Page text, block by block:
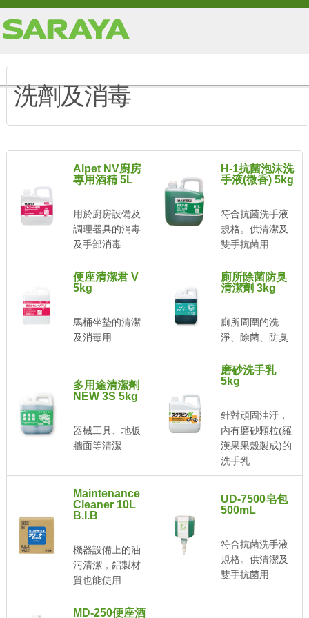
洗劑及消毒
Alpet NV廚房
專用酒精 5L
用於廚房設備及
調理器具的消毒
及手部消毒
H-1抗菌泡沫洗
手液(微香) 5kg
符合抗菌洗手液
規格。供清潔及
雙手抗菌用
便座清潔君 V
5kg
馬桶坐墊的清潔
及消毒用
廁所除菌防臭
清潔劑 3kg
廁所周圍的洗
淨、除菌、防臭
多用途清潔劑
NEW 3S 5kg
器械工具、地板
牆面等清潔
磨砂洗手乳
5kg
針對頑固油汙，
內有磨砂顆粒(羅
漢果果殼製成)的
洗手乳
Maintenance
Cleaner 10L
B.I.B
機器設備上的油
污清潔，鋁製材
質也能使用
UD-7500皂包
500mL
符合抗菌洗手液
規格。供清潔及
雙手抗菌用
MD-250便座酒